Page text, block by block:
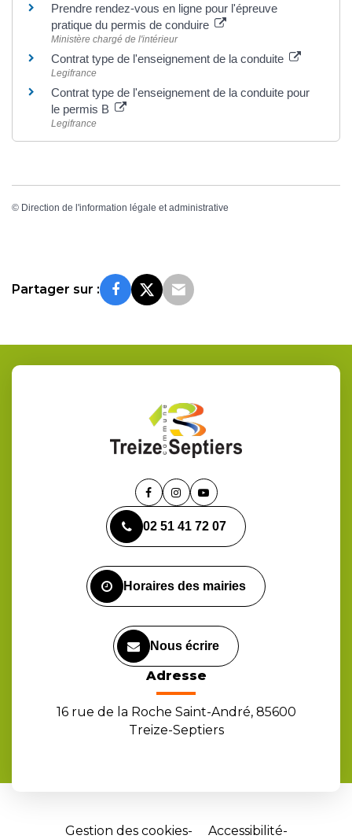
Prendre rendez-vous en ligne pour l'épreuve
pratique du permis de conduire
Ministère chargé de l'intérieur
Contrat type de l'enseignement de la conduite
Legifrance
Contrat type de l'enseignement de la conduite pour
le permis B
Legifrance
© Direction de l'information légale et administrative
Partager sur :
Lien
le
compte
Lien
le
compte
Lien
la
chaîne
02 51 41 72 07
Horaires des mairies
Nous écrire
Adresse
16 rue de la Roche Saint-André, 85600
Treize-Septiers
Gestion des cookies Accessibilité